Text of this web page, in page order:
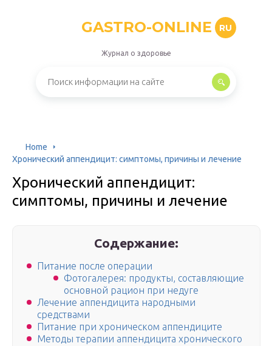
GASTRO-ONLINE RU
Журнал о здоровье
Home
Хронический аппендицит: симптомы, причины и лечение
Хронический аппендицит:
симптомы, причины и лечение
Содержание:
Питание после операции
Фотогалерея: продукты, составляющие
основной рацион при недуге
Лечение аппендицита народными
средствами
Питание при хроническом аппендиците
Методы терапии аппендицита хронического